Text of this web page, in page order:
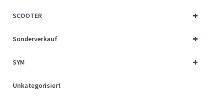
+
SCOOTER
+
Sonderverkauf
+
SYM
Unkategorisiert